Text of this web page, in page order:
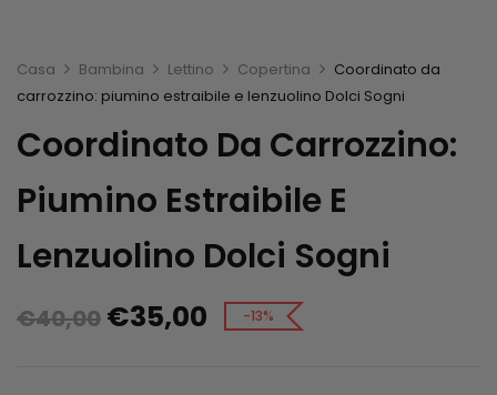
Casa Bambina Lettino Copertina
Coordinato da
carrozzino: piumino estraibile e lenzuolino Dolci Sogni
Coordinato Da Carrozzino:
Piumino Estraibile E
Lenzuolino Dolci Sogni
€40,00 €35,00 -13%